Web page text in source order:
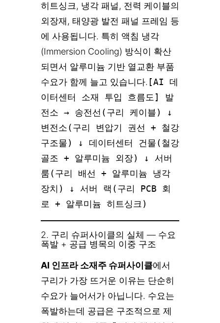
히트싱크, 냉각 패널, 전력 케이블의
외장재, 태양광 발전 패널 프레임 등
에 사용됩니다. 특히 액침 냉각
(Immersion Cooling) 방식이 확산
되면서 알루미늄 기반 열교환 부품
수요가 함께 늘고 있습니다. [AI 데
이터센터 소재 투입 흐름도] 발
전소 → 송전선(구리 케이블) ↓
변전소(구리 변압기 권선 + 철강
구조물) ↓ 데이터센터 건물(철강
골조 + 알루미늄 외장) ↓ 서버
룸(구리 배선 + 알루미늄 냉각
장치) ↓ 서버 랙(구리 PCB 회
로 + 알루미늄 히트싱크)
2. 구리 슈퍼사이클의 실체 — 수요
폭발 + 공급 병목의 이중 구조
AI 인프라 소재주 슈퍼사이클에서
구리가 가장 뜨거운 이유는 단순히
수요가 늘어서가 아닙니다. 수요는
폭발하는데 공급은 구조적으로 제